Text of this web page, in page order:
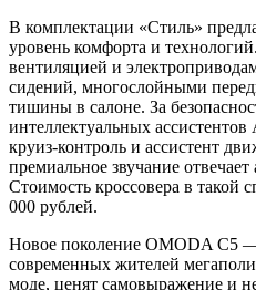
В комплектации «Стиль»
уровень комфорта и
вентиляцией и
сидений, многослойными
тишины в салоне. За
интеллектуальных
круиз-контроль и ассистент
премиальное звучание
Стоимость кроссовера в такой
000 рублей.
Новое поколение OMODA C5
современных жителей
моде, ценят самовыражение и